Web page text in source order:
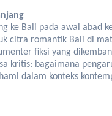
ke Bali pada awal abad
citra romantik Bali di
fiksi yang
kritis: bagaimana
dalam konteks